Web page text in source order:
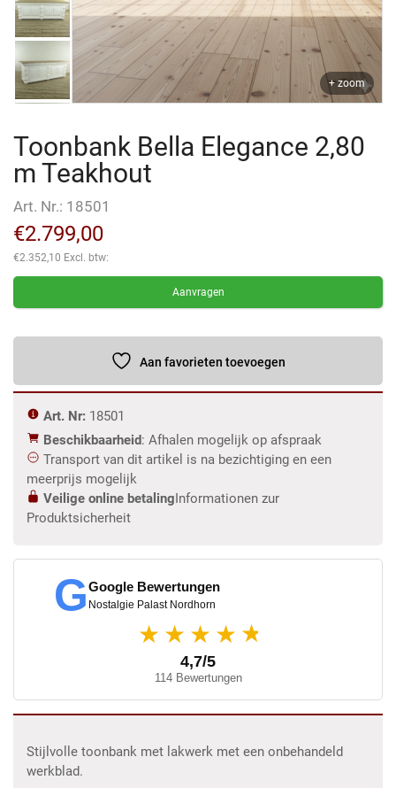
+ zoom
Toonbank Bella Elegance 2,80
m Teakhout
Art. Nr.: 18501
€2.799,00
€2.352,10 Excl. btw:
Aanvragen
Aan favorieten toevoegen
Art. Nr: 18501
Beschikbaarheid: Afhalen mogelijk op afspraak
Transport van dit artikel is na bezichtiging en een
meerprijs mogelijk
Veilige online betalingInformationen zur
Produktsicherheit
GGoogle Bewertungen
Nostalgie Palast Nordhorn
★★★★ ★
4,7/5
114 Bewertungen
Stijlvolle toonbank met lakwerk met een onbehandeld
werkblad.